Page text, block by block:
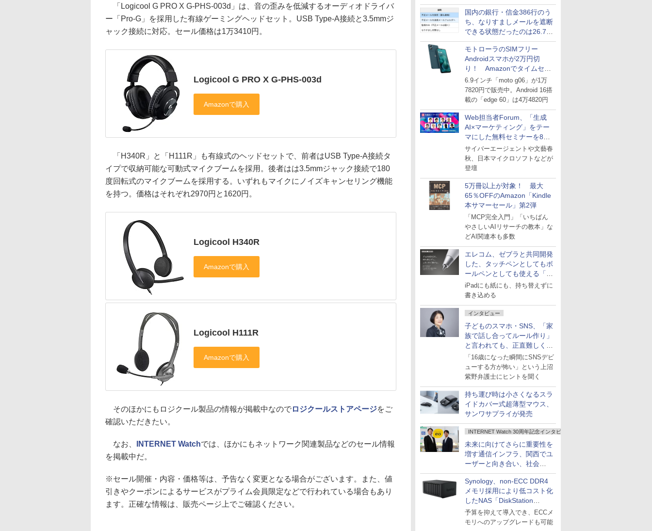
価格リストが公開中
国内の銀行・信金386行のう
ち、なりすましメールを遮断
できる状態だったのは26.7％
にとどまる～GMOブランド
セキュリティ調査
モトローラのSIMフリー
Androidスマホが2万円切
り！ Amazonでタイムセー
ル
6.9インチ「moto g06」が1万
7820円で販売中。Android 16搭
載の「edge 60」は4万4820円
Web担当者Forum、「生成
AI×マーケティング」をテー
マにした無料セミナーを8月
27日にオンライン開催
サイバーエージェントや文藝春
秋、日本マイクロソフトなどが
登壇
5万冊以上が対象！ 最大
65％OFFのAmazon「Kindle
本サマーセール」第2弾
「MCP完全入門」「いちばん
やさしいAIリサーチの教本」な
どAI関連本も多数
エレコム、ゼブラと共同開発
した、タッチペンとしてもボ
ールペンとしても使える「ス
タイラスツーウェイ」発売
iPadにも紙にも、持ち替えずに
書き込める
インタビュー
子どものスマホ・SNS、「家
族で話し合ってルール作り」
と言われても、正直難しくな
いですか？
「16歳になった瞬間にSNSデビ
ューする方が怖い」という上沼
紫野弁護士にヒントを聞く
持ち運び時は小さくなるスラ
イドカバー式超薄型マウス、
サンワサプライが発売
INTERNET Watch 30周年記念インタビュー
未来に向けてさらに重要性を
増す通信インフラ、関西でユ
ーザーと向き合い、社会
の“あたらしい”を起動し続け
る～オプテージ
Synology、non-ECC DDR4
メモリ採用により低コスト化
したNAS「DiskStation
neo+」シリーズ
予算を抑えて導入でき、ECCメ
モリへのアップグレードも可能
「Logicool G PRO X G-PHS-003d」は、音の歪みを低減するオーディオドライバ
ー「Pro-G」を採用した有線ゲーミングヘッドセット。USB Type-A接続と3.5mmジ
ャック接続に対応。セール価格は1万3410円。
Logicool G PRO X G-PHS-003d
「H340R」と「H111R」も有線式のヘッドセットで、前者はUSB Type-A接続タ
イプで収納可能な可動式マイクブームを採用。後者はは3.5mmジャック接続で180
度回転式のマイクブームを採用する。いずれもマイクにノイズキャンセリング機能
を持つ。価格はそれぞれ2970円と1620円。
Logicool H340R
Logicool H111R
そのほかにもロジクール製品の情報が掲載中なのでロジクールストアページをご
確認いただきたい。
なお、 INTERNET Watchでは、ほかにもネットワーク関連製品などのセール情報
を掲載中だ。
※セール開催・内容・価格等は、予告なく変更となる場合がございます。また、値
引きやクーポンによるサービスがプライム会員限定などで行われている場合もあり
ます。正確な情報は、販売ページ上でご確認ください。